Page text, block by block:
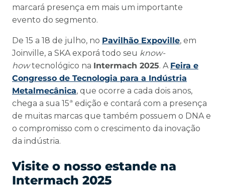
marcará presença em mais um importante
evento do segmento.
De 15 a 18 de julho, no Pavilhão Expoville, em
Joinville, a SKA exporá todo seu know-
howtecnológico na Intermach 2025. A Feira e
Congresso de Tecnologia para a Indústria
Metalmecânica, que ocorre a cada dois anos,
chega a sua 15ª edição e contará com a presença
de muitas marcas que também possuem o DNA e
o compromisso com o crescimento da inovação
da indústria.
Visite o nosso estande na
Intermach 2025